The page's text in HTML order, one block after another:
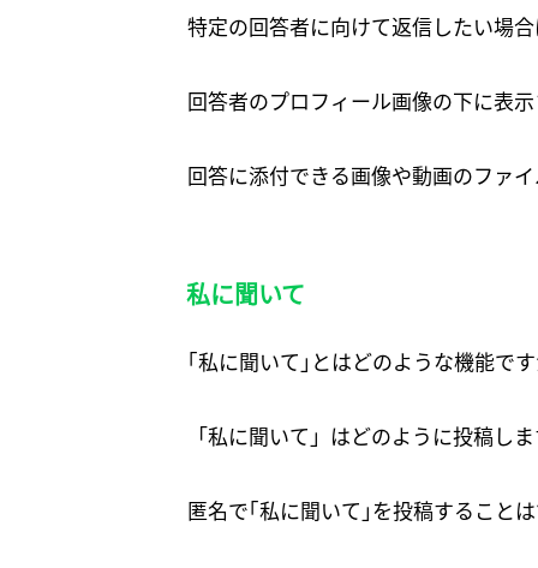
特定の回答者に向けて返信したい場
回答者のプロフィール画像の下に表
回答に添付できる画像や動画のファ
私に聞いて
｢私に聞いて｣とはどのような機能で
「私に聞いて」はどのように投稿し
匿名で｢私に聞いて｣を投稿すること